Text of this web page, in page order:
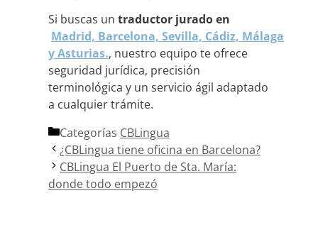
Si buscas un traductor jurado en
Madrid, Barcelona, Sevilla, Cádiz, Málaga
yAsturias., nuestro equipo te ofrece
seguridad jurídica, precisión
terminológica y un servicio ágil adaptado
a cualquier trámite.
Categorías CBLingua
¿CBLingua tiene oficina en Barcelona?
CBLingua El Puerto de Sta. María:
donde todo empezó